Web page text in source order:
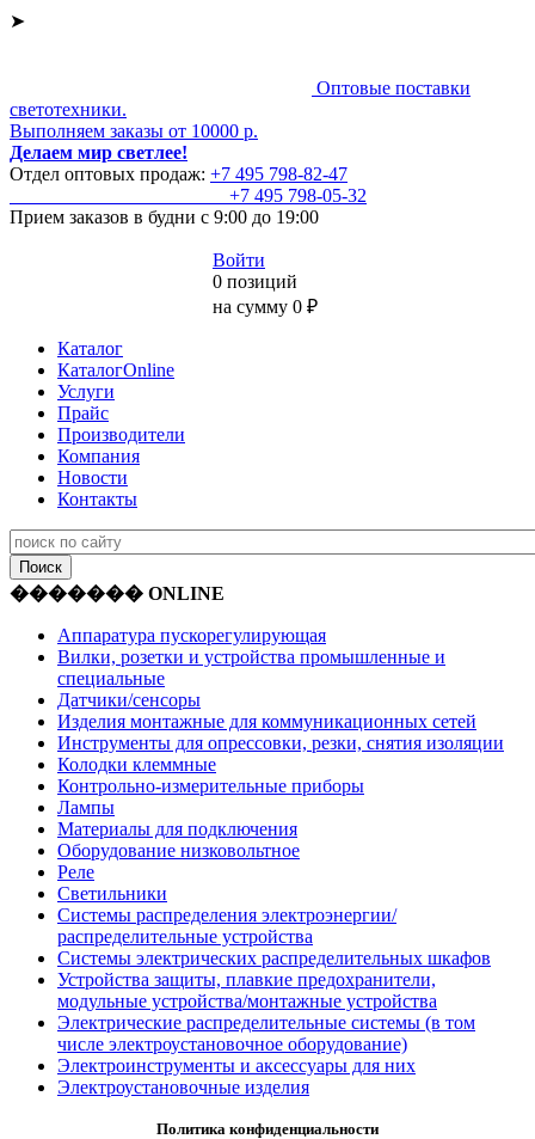
➤
Оптовые поставки
светотехники.
Выполняем заказы от 10000 р.
Делаем мир светлее!
Отдел оптовых продаж: +7 495 798-82-47
+7 495 798-05-32
Прием заказов в будни с 9:00 до 19:00
Войти
0 позиций
на сумму 0 ₽
Каталог
КаталогOnline
Услуги
Прайс
Производители
Компания
Новости
Контакты
������� ONLINE
Аппаратура пускорегулирующая
Вилки, розетки и устройства промышленные и
специальные
Датчики/сенсоры
Изделия монтажные для коммуникационных сетей
Инструменты для опрессовки, резки, снятия изоляции
Колодки клеммные
Контрольно-измерительные приборы
Лампы
Материалы для подключения
Оборудование низковольтное
Реле
Светильники
Системы распределения электроэнергии/
распределительные устройства
Системы электрических распределительных шкафов
Устройства защиты, плавкие предохранители,
модульные устройства/монтажные устройства
Электрические распределительные системы (в том
числе электроустановочное оборудование)
Электроинструменты и аксессуары для них
Электроустановочные изделия
Политика конфиденциальности